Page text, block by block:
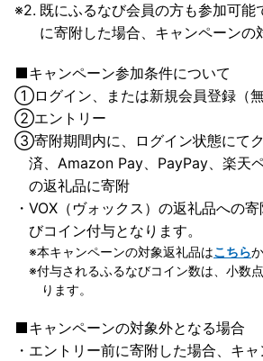
既にふるなび会員の方も参加可能
に寄附した場合、キャンペーンの
キャンペーン参加条件について
①ログイン、または新規会員登録（無
②エントリー
③寄附期間内に、ログイン状態にて
済、Amazon Pay、PayPay、楽天
の返礼品に寄附
VOX（ヴォックス）の返礼品への
びコイン付与となります。
本キャンペーンの対象返礼品はこちら
付与されるふるなびコイン数は、小数
ります。
キャンペーンの対象外となる場合
エントリー前に寄附した場合、キ